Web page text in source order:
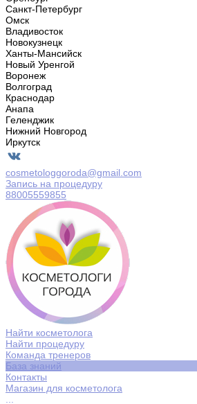
Санкт-Петербург
Омск
Владивосток
Новокузнецк
Ханты-Мансийск
Новый Уренгой
Воронеж
Волгоград
Краснодар
Анапа
Геленджик
Нижний Новгород
Иркутск
cosmetologgoroda@gmail.com
Запись на процедуру
88005559855
Найти косметолога
Найти процедуру
Команда тренеров
База знаний
Контакты
Магазин для косметолога